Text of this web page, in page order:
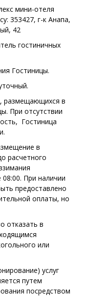
мини-отеля
353427, г-к Анапа,
42
гостиничных
Гостиницы.
размещающихся в
При отсутствии
Гостиница
в
расчетного
08:00. При наличии
предоставлено
оплаты, но
отказать в
или
услуг
путем
посредством